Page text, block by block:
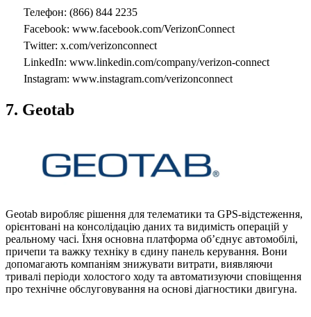
Телефон: (866) 844 2235
Facebook: www.facebook.com/VerizonConnect
Twitter: x.com/verizonconnect
LinkedIn: www.linkedin.com/company/verizon-connect
Instagram: www.instagram.com/verizonconnect
7. Geotab
Geotab виробляє рішення для телематики та GPS-відстеження,
орієнтовані на консолідацію даних та видимість операцій у
реальному часі. Їхня основна платформа об’єднує автомобілі,
причепи та важку техніку в єдину панель керування. Вони
допомагають компаніям знижувати витрати, виявляючи
тривалі періоди холостого ходу та автоматизуючи сповіщення
про технічне обслуговування на основі діагностики двигуна.